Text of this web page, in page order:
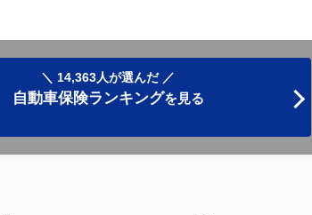
＼ 14,363人が選んだ ／
自動車保険ランキングを見る